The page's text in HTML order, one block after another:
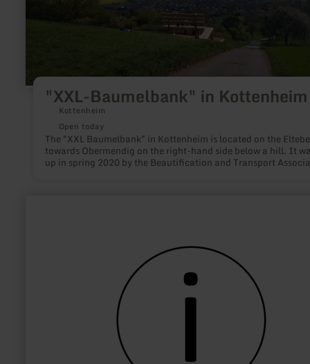
"XXL-Baumelbank" in Kottenheim
Kottenheim
Open today
The "XXL Baumelbank" in Kottenheim is located on the
towards Obermendig on the right-hand side below a hill. It
up in spring 2020 by the Beautification and Transport